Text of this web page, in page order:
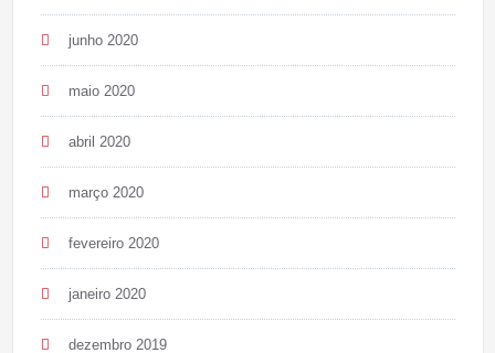
junho 2020
maio 2020
abril 2020
março 2020
fevereiro 2020
janeiro 2020
dezembro 2019